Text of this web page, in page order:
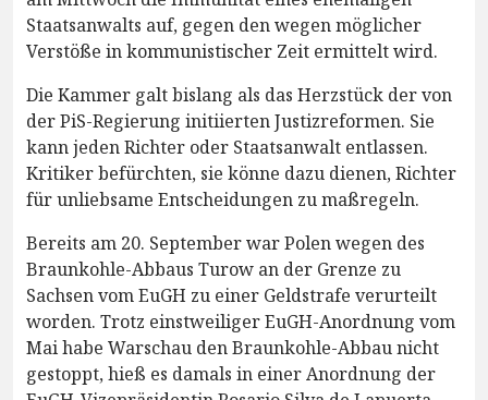
Staatsanwalts auf, gegen den wegen möglicher
Verstöße in kommunistischer Zeit ermittelt wird.
Die Kammer galt bislang als das Herzstück der von
der PiS-Regierung initiierten Justizreformen. Sie
kann jeden Richter oder Staatsanwalt entlassen.
Kritiker befürchten, sie könne dazu dienen, Richter
für unliebsame Entscheidungen zu maßregeln.
Bereits am 20. September war Polen wegen des
Braunkohle-Abbaus Turow an der Grenze zu
Sachsen vom EuGH zu einer Geldstrafe verurteilt
worden. Trotz einstweiliger EuGH-Anordnung vom
Mai habe Warschau den Braunkohle-Abbau nicht
gestoppt, hieß es damals in einer Anordnung der